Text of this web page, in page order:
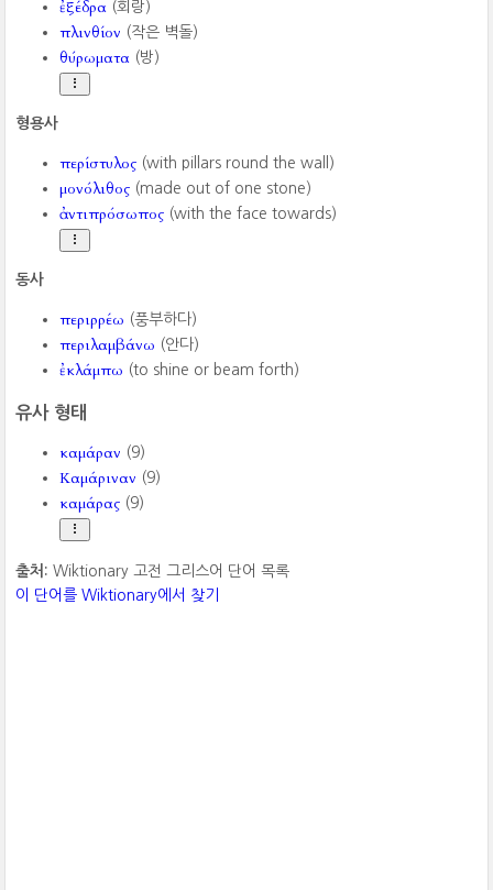
ἐξέδρα (회랑)
πλινθίον (작은 벽돌)
θύρωματα (방)
형용사
περίστυλος (with pillars round the wall)
μονόλιθος (made out of one stone)
ἀντιπρόσωπος (with the face towards)
동사
περιρρέω (풍부하다)
περιλαμβάνω (안다)
ἐκλάμπω (to shine or beam forth)
유사 형태
καμάραν (9)
Καμάριναν (9)
καμάρας (9)
출처:Wiktionary 고전 그리스어 단어 목록
이 단어를 Wiktionary에서 찾기